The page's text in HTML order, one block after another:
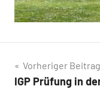
Vorheriger Beitrag
IGP Prüfung in